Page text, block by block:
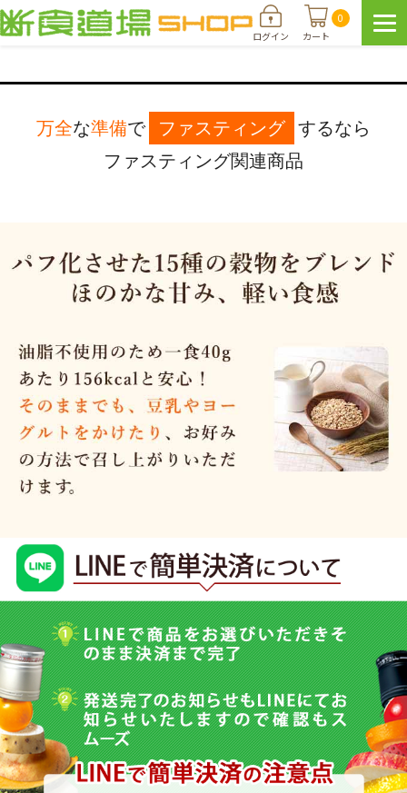
ログイン カート
0
万全な準備で ファスティング
するなら
ファスティング関連商品